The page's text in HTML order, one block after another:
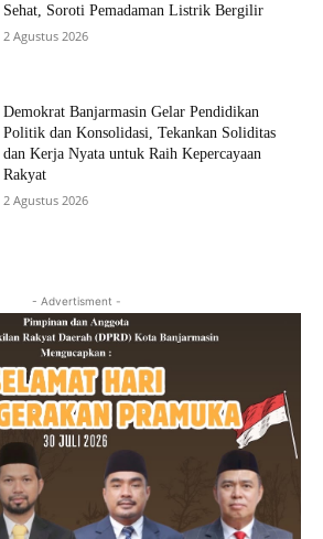
Sehat, Soroti Pemadaman Listrik Bergilir
2 Agustus 2026
Demokrat Banjarmasin Gelar Pendidikan
Politik dan Konsolidasi, Tekankan Soliditas
dan Kerja Nyata untuk Raih Kepercayaan
Rakyat
2 Agustus 2026
- Advertisment -